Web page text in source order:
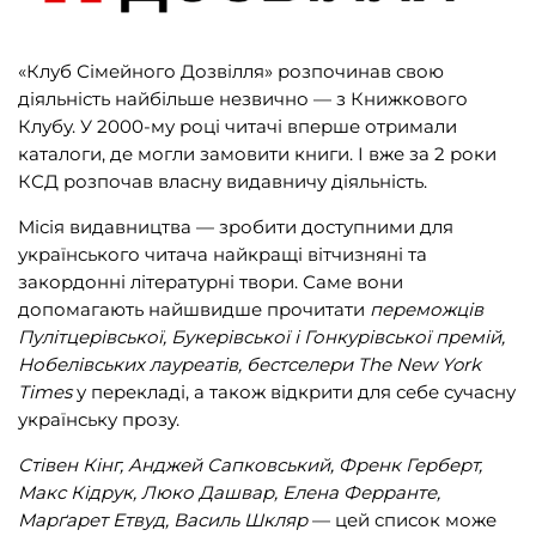
«Клуб Сімейного Дозвілля» розпочинав свою
діяльність найбільше незвично — з Книжкового
Клубу. У 2000-му році читачі вперше отримали
каталоги, де могли замовити книги. І вже за 2 роки
КСД розпочав власну видавничу діяльність.
Місія видавництва — зробити доступними для
українського читача найкращі вітчизняні та
закордонні літературні твори. Саме вони
допомагають найшвидше прочитати переможців
Пулітцерівської, Букерівської і Гонкурівської премій,
Нобелівських лауреатів, бестселери The New York
Timesу перекладі, а також відкрити для себе сучасну
українську прозу.
Стівен Кінг, Анджей Сапковський, Френк Герберт,
Макс Кідрук, Люко Дашвар, Елена Ферранте,
Марґарет Етвуд, Василь Шкляр— цей список може
ВИДАВНИЦТВА
Biblio.Center(3)
BookChef (165)
OLEAN(2)
Readberry(13)
Steppe Lighthouse(2)
Алатон (25)
АССА(60)
Видавництво «Крок» (49)